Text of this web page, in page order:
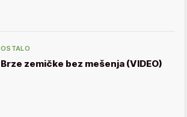
OSTALO
Brze zemičke bez mešenja (VIDEO)